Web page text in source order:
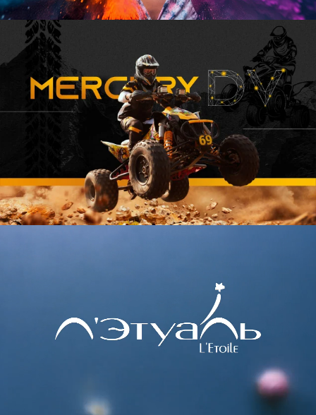
Создание презентации для китайских
бизнес-партнёров